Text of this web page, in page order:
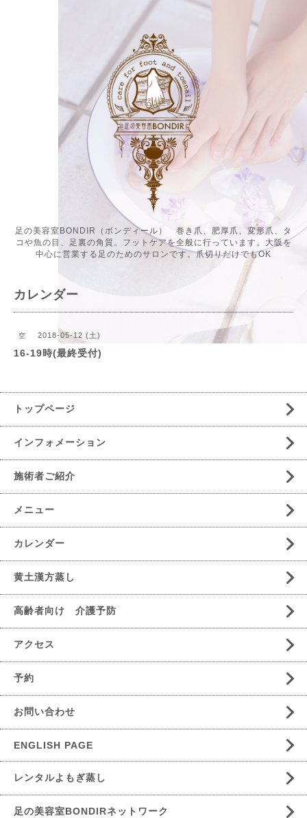
足の美容室BONDIR（ボンディール） 巻き爪、肥厚爪、変形爪、タ
コや魚の目、足裏の角質。フットケアを全般に行っています。大阪を
中心に営業する足のためのサロンです。爪切りだけでもOK
カレンダー
空 2018-05-12 (土)
16-19時(最終受付)
トップページ
インフォメーション
施術者ご紹介
メニュー
カレンダー
黄土漢方蒸し
高齢者向け 介護予防
アクセス
予約
お問い合わせ
ENGLISH PAGE
レンタルよもぎ蒸し
足の美容室BONDIRネットワーク